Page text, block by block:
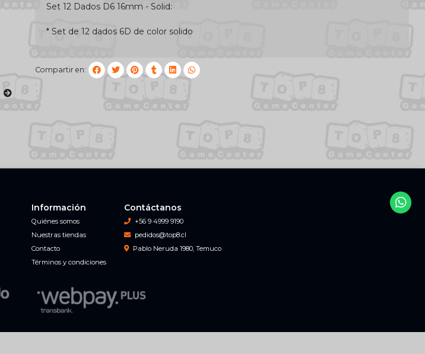
Set 12 Dados D6 16mm - Solid:
* Set de 12 dados 6D de color solido
Compartir en:
Información
Quiénes somos
Nuestras tiendas
Contacto
Términos y condiciones
Contáctanos
+56 9 4999 9190
pedidos@top8.cl
Pablo Neruda 1980, Temuco